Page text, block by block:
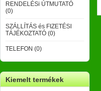
RENDELÉSi ÚTMUTATÓ
(0)
SZÁLLÍTÁS és FIZETÉSI
TÁJÉKOZTATÓ (0)
TELEFON (0)
Kiemelt termékek